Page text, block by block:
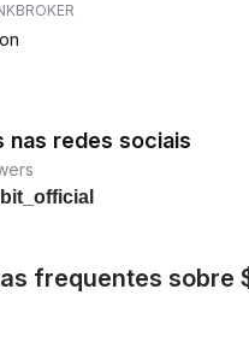
nas redes sociais
frequentes sobre